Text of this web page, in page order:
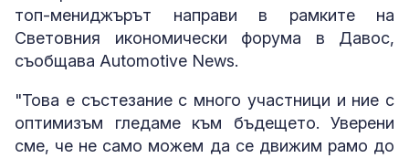
топ-мениджърът направи в рамките на
Световния икономически форума в Давос,
съобщава Automotive News.
"Това е състезание с много участници и ние с
оптимизъм гледаме към бъдещето. Уверени
сме, че не само можем да се движим рамо до